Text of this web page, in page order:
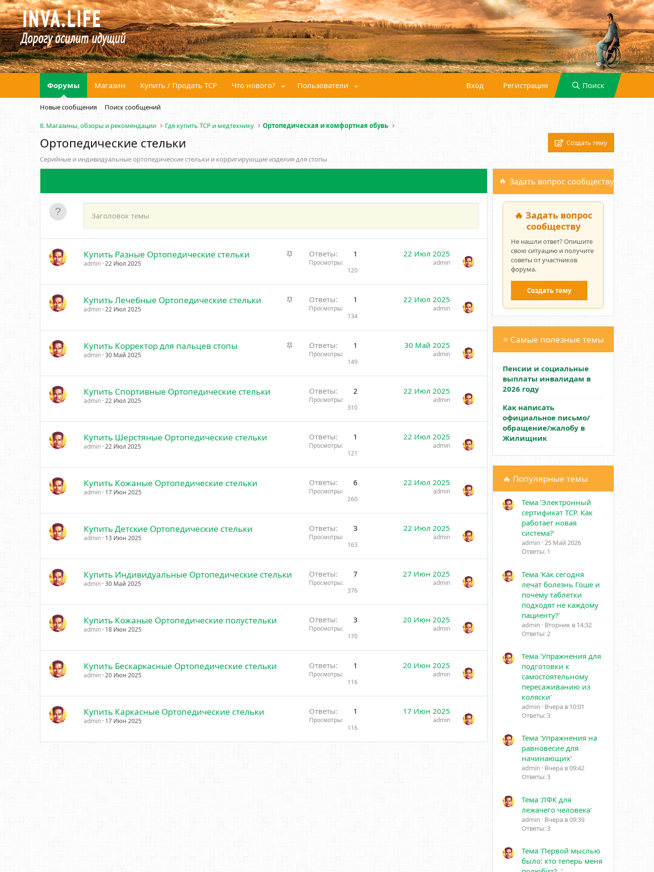
Форумы Магазин Купить / Продать ТСР Что нового? Пользователи Вход Регистрация Поиск
Новые сообщения Поиск сообщений
8. Магазины, обзоры и рекомендации Где купить ТСР и медтехнику Ортопедическая и комфортная обувь
Ортопедические стельки
Создать тему
Серийные и индивидуальные ортопедические стельки и корригирующие изделия для стопы
З
р
п
о
Купить Разные Ортопедические стельки
admin 22 Июл 2025
Ответы 1
Просмотры
120
22 Июл 2025
admin
З
р
п
Купить Лечебные Ортопедические стельки
admin 22 Июл 2025
Ответы 1
Просмотры
134
22 Июл 2025
admin
З
р
Купить Корректор для пальцев стопы
admin 30 Май 2025
Ответы 1
Просмотры
149
30 Май 2025
admin
Купить Спортивные Ортопедические стельки
admin 22 Июл 2025
Ответы 2
Просмотры
310
22 Июл 2025
admin
Купить Шерстяные Ортопедические стельки
admin 22 Июл 2025
Ответы 1
Просмотры
121
22 Июл 2025
admin
Купить Кожаные Ортопедические стельки
admin 17 Июн 2025
Ответы 6
Просмотры
260
22 Июл 2025
admin
Купить Детские Ортопедические стельки
admin 13 Июн 2025
Ответы 3
Просмотры
163
22 Июл 2025
admin
Купить Индивидуальные Ортопедические стельки
admin 30 Май 2025
Ответы 7
Просмотры
376
27 Июн 2025
admin
Купить Кожаные Ортопедические полустельки
admin 18 Июн 2025
Ответы 3
Просмотры
170
20 Июн 2025
admin
Купить Бескаркасные Ортопедические стельки
admin 20 Июн 2025
Ответы 1
Просмотры
116
20 Июн 2025
admin
Купить Каркасные Ортопедические стельки
admin 17 Июн 2025
Ответы 1
Просмотры
116
17 Июн 2025
admin
Задать вопрос сообществу
🔥 Задать вопрос
сообществу
Не нашли ответ? Опишите
свою ситуацию и получите
советы от участников
форума.
Создать тему
⭐ Самые полезные темы
Пенсии и социальные
выплаты инвалидам в
2026 году
Как написать
официальное письмо/
обращение/жалобу в
Жилищник
🔥 Популярные темы
Тема 'Электронный
сертификат ТСР. Как
работает новая
система?'
admin 25 Май 2026
Ответы: 1
Тема 'Как сегодня
лечат болезнь Гоше и
почему таблетки
подходят не каждому
пациенту?'
admin
Вторник в 14:32
Ответы: 2
Тема 'Упражнения для
подготовки к
самостоятельному
пересаживанию из
коляски'
admin
Вчера в 10:01
Ответы: 3
Тема 'Упражнения на
равновесие для
начинающих'
admin
Вчера в 09:42
Ответы: 3
Тема 'ЛФК для
лежачего человека'
admin
Вчера в 09:39
Ответы: 3
Тема 'Первой мыслью
было: кто теперь меня